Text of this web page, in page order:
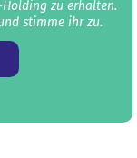
zu erhalten.
stimme ihr zu.